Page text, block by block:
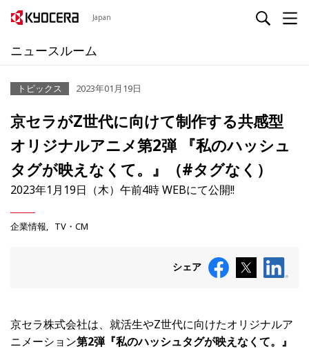
Japan
ニュースルーム
トピックス 2023年01月19日
京セラがZ世代に向けて制作する共感型
オリジナルアニメ第2弾 『私のハッシュ
タグが映えなくて。』（#タグなく）
2023年1月19日（木）午前4時 WEBにて公開!!
企業情報 TV・CM
シェア
京セラ株式会社は、就活生やZ世代に向けたオリジナルア
ニメーション第2弾『私のハッシュタグが映えなくて。』